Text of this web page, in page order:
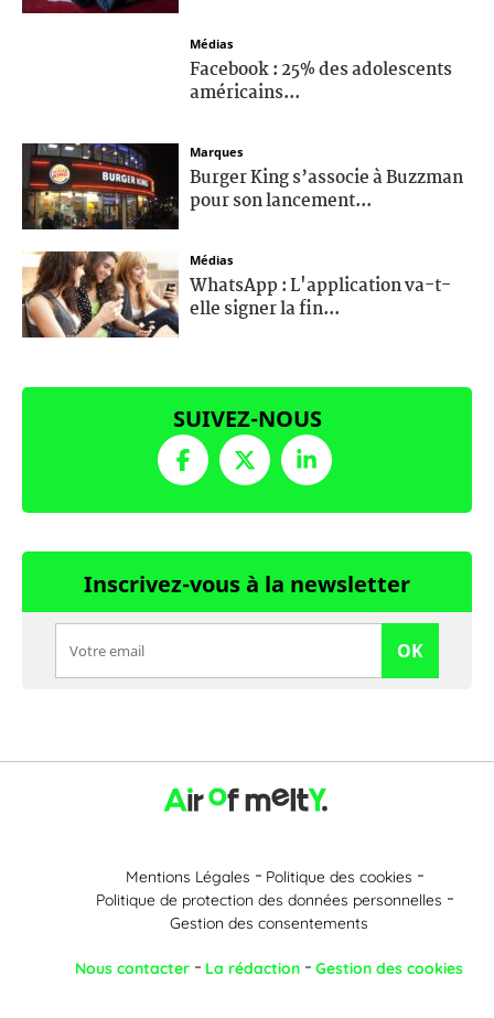
Médias
Facebook : 25% des adolescents
américains...
Marques
Burger King s’associe à Buzzman
pour son lancement...
Médias
WhatsApp : L'application va-t-
elle signer la fin...
SUIVEZ-NOUS
Inscrivez-vous à la newsletter
OK
Mentions Légales
Politique des cookies
Politique de protection des données personnelles
Gestion des consentements
Nous contacter La rédaction Gestion des cookies